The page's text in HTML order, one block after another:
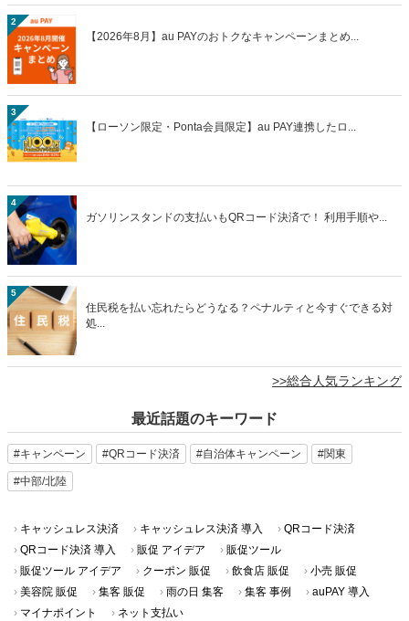
2
【2026年8月】au PAYのおトクなキャンペーンまとめ...
3
【ローソン限定・Ponta会員限定】au PAY連携したロ...
4
ガソリンスタンドの支払いもQRコード決済で！ 利用手順や...
5
住民税を払い忘れたらどうなる？ペナルティと今すぐできる対
処...
>>総合人気ランキング
最近話題のキーワード
#キャンペーン #QRコード決済 #自治体キャンペーン #関東
#中部/北陸
キャッシュレス決済 キャッシュレス決済 導入
QRコード決済
QRコード決済 導入
販促 アイデア
販促ツール
販促ツール アイデア
クーポン 販促 飲食店 販促
小売 販促
美容院 販促
集客 販促 雨の日 集客 集客 事例
auPAY 導入
マイナポイント
ネット支払い